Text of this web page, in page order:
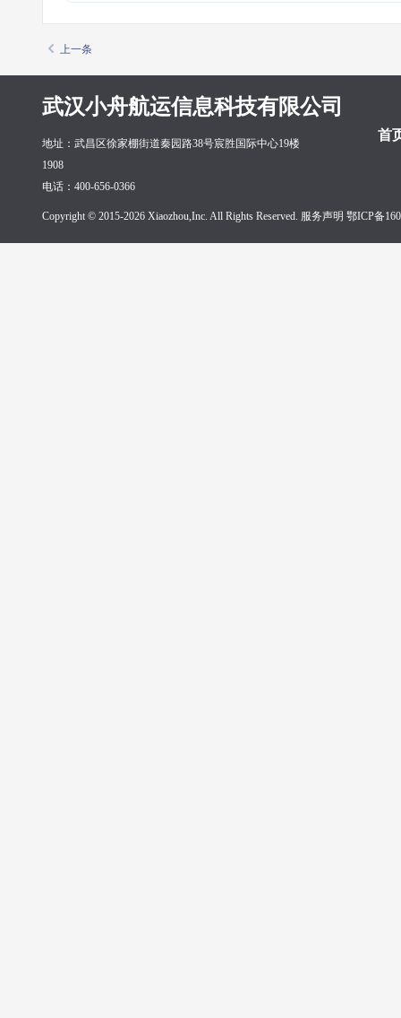
上一条
武汉小舟航运信息科技有限公司
首
地址：武昌区徐家棚街道秦园路38号宸胜国际中心19楼
1908
电话：400-656-0366
Copyright © 2015-2026 Xiaozhou,Inc. All Rights Reserved. 服务声明 鄂ICP备